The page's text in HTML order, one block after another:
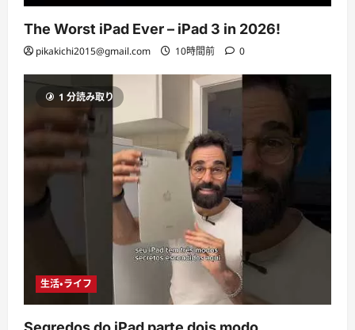
The Worst iPad Ever – iPad 3 in 2026!
pikakichi2015@gmail.com 10時間前 0
1 分読み取り
生活・ライフ